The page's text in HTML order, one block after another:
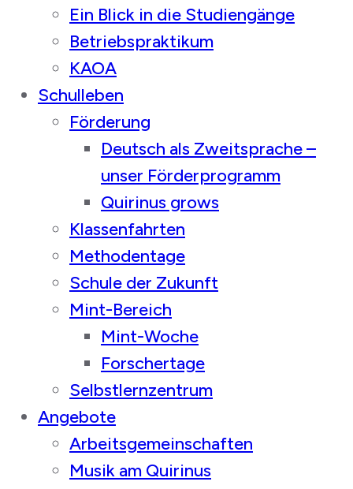
Ein Blick in die Studiengänge
Betriebspraktikum
KAOA
Schulleben
Förderung
Deutsch als Zweitsprache –
unser Förderprogramm
Quirinus grows
Klassenfahrten
Methodentage
Schule der Zukunft
Mint-Bereich
Mint-Woche
Forschertage
Selbstlernzentrum
Angebote
Arbeitsgemeinschaften
Musik am Quirinus